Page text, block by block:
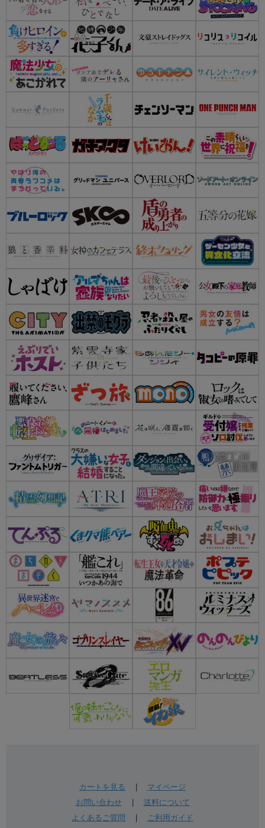
カートを見る
マイページ
お問い合わせ| 送料について
よくあるご質問
ご利用ガイド